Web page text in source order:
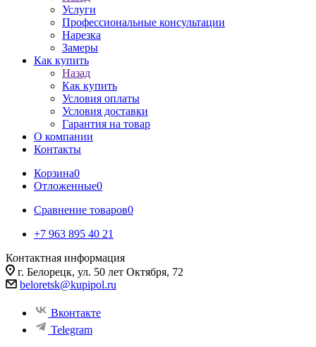
Услуги
Профессиональные консультации
Нарезка
Замеры
Как купить
Назад
Как купить
Условия оплаты
Условия доставки
Гарантия на товар
О компании
Контакты
Корзина0
Отложенные0
Сравнение товаров0
+7 963 895 40 21
Контактная информация
г. Белорецк, ул. 50 лет Октября, 72
beloretsk@kupipol.ru
Вконтакте
Telegram